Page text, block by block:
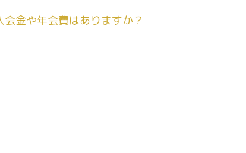
会金や年会費はありますか？